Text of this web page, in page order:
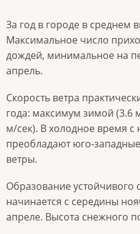
За год в городе в среднем
Максимальное число
дождей, минимальное на
апрель.
Скорость ветра
года: максимум зимой (3.6
м/сек). В холодное время с
преобладают юго-
ветры.
Образование устойчивого
начинается с середины
апреле. Высота снежного